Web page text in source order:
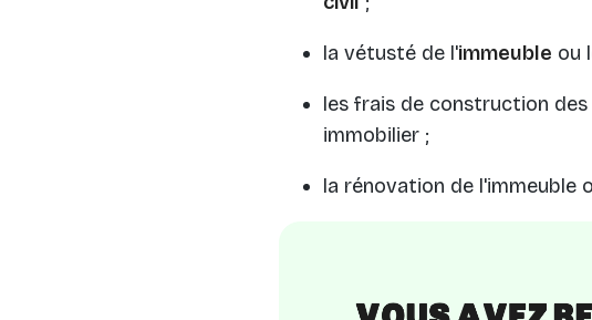
la vétusté de l'immeuble ou
les frais de construction
immobilier ;
la rénovation de l'immeuble